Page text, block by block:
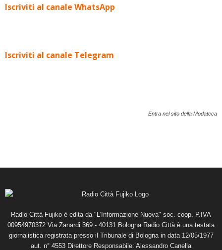
Iscriviti al canale WhatsApp
Iscriviti al canale Telegram
Entra nel sito della Modateca
Radio Città Fujiko è edita da "L'Informazione Nuova" soc. coop. P.IVA
00954970372 Via Zanardi 369 - 40131 Bologna Radio Città è una testata
giornalistica registrata presso il Tribunale di Bologna in data 12/05/1977
aut. n° 4553 Direttore Responsabile: Alessandro Canella